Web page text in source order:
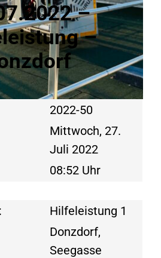
–
–
2022-50
Mittwoch, 27.
Juli 2022
08:52 Uhr
Hilfeleistung 1
Donzdorf,
Seegasse